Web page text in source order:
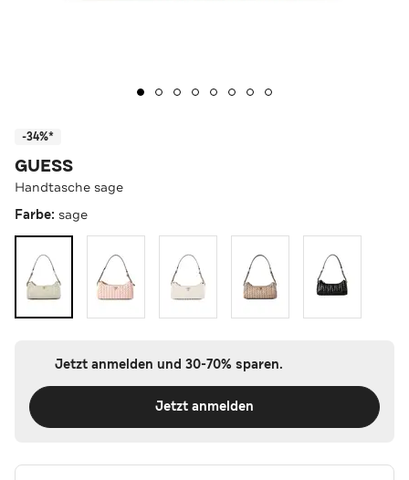
-34%*
GUESS
Handtasche sage
Farbe: sage
Jetzt anmelden und 30-70% sparen.
Jetzt anmelden